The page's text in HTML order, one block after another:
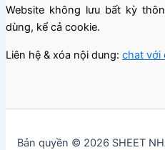
Website không lưu bất kỳ
dùng, kể cả cookie.
Liên hệ & xóa nội dung: chat với
Bản quyền © 2026 SHEET